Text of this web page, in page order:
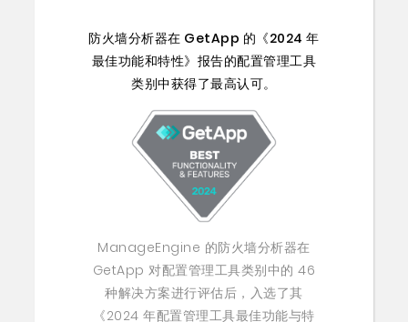
防火墙分析器在 GetApp 的《2024 年
最佳功能和特性》报告的配置管理工具
类别中获得了最高认可。
ManageEngine 的防火墙分析器在
GetApp 对配置管理工具类别中的 46
种解决方案进行评估后，入选了其
《2024 年配置管理工具最佳功能与特